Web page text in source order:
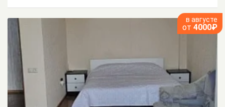
в августе
от 4000₽